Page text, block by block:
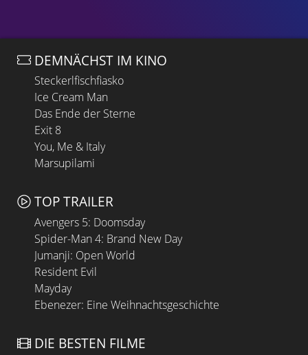
DEMNÄCHST IM KINO
Steckerlfischfiasko
Ice Cream Man
Das Ende der Sterne
Exit 8
You, Me & Italy
Marsupilami
TOP TRAILER
Avengers 5: Doomsday
Spider-Man 4: Brand New Day
Jumanji: Open World
Resident Evil
Mayday
Ebenezer: Eine Weihnachtsgeschichte
DIE BESTEN FILME